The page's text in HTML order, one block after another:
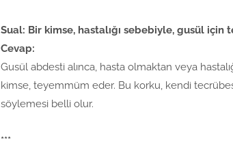
Sual: Bir kimse, hastalığı sebebiyle, gusül
Cevap:
Gusül abdesti alınca, hasta olmaktan veya
kimse, teyemmüm eder. Bu korku, kendi
söylemesi belli olur.
***